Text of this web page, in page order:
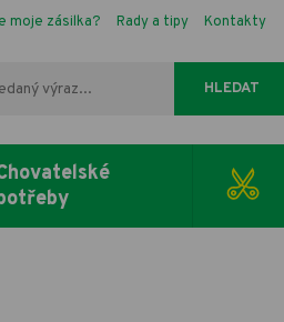
moje zásilka? Rady a tipy Kontakty
HLEDAT